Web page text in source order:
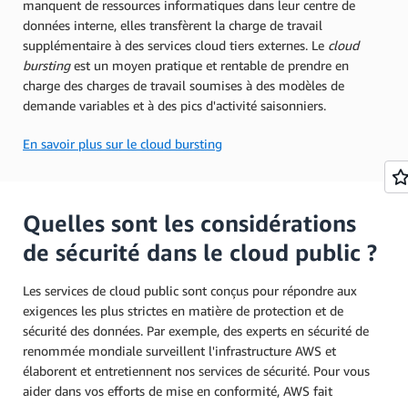
manquent de ressources informatiques dans leur centre de
données interne, elles transfèrent la charge de travail
supplémentaire à des services cloud tiers externes. Le cloud
burstingest un moyen pratique et rentable de prendre en
charge des charges de travail soumises à des modèles de
demande variables et à des pics d'activité saisonniers.
En savoir plus sur le cloud bursting
Quelles sont les considérations
de sécurité dans le cloud public ?
Les services de cloud public sont conçus pour répondre aux
exigences les plus strictes en matière de protection et de
sécurité des données. Par exemple, des experts en sécurité de
renommée mondiale surveillent l'infrastructure AWS et
élaborent et entretiennent nos services de sécurité. Pour vous
aider dans vos efforts de mise en conformité, AWS fait